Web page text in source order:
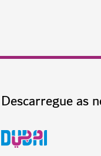
Descarregue as